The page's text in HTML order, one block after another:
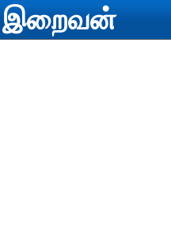
இறைவன்